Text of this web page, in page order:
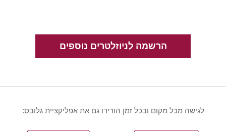
הרשמה לניוזלטרים נוספים
לגישה מכל מקום ובכל זמן הורידו גם את אפליקציית גלובס: